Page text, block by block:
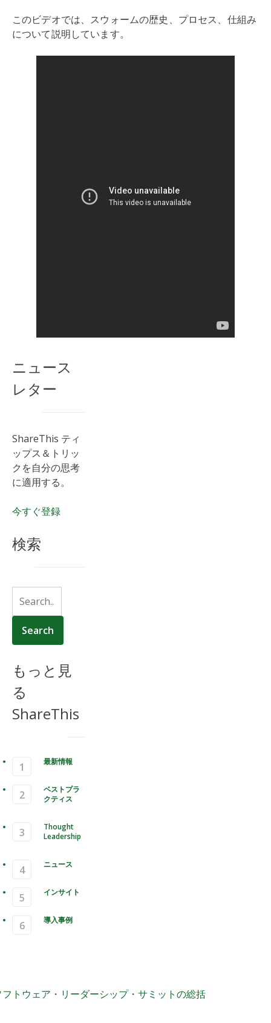
このビデオでは、スウォームの歴史、プロセス、仕組み
について説明しています。
ニュース
レター
ShareThis ティ
ップス＆トリッ
クを自分の思考
に適用する。
今すぐ登録
検索
もっと見
る
ShareThis
最新情報
ベストプラ
クティス
Thought
Leadership
ニュース
インサイト
導入事例
トウェア・リーダーシップ・サミットの総括